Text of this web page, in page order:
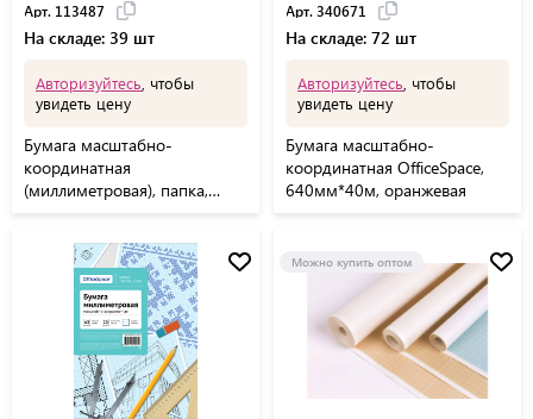
Арт. 113487
На складе: 39 шт
Авторизуйтесь , чтобы
увидеть цену
Бумага масштабно-
координатная
(миллиметровая), папка,
80 г/м2, STAFF, 113487
Арт. 340671
На складе: 72 шт
Авторизуйтесь , чтобы
увидеть цену
Бумага масштабно-
координатная OfficeSpace,
640мм*40м, оранжевая
Можно купить оптом